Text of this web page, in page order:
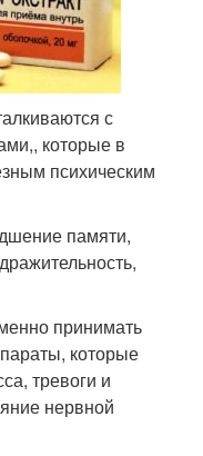
с
которые в
психическим
памяти,
принимать
которые
тревоги и
нервной